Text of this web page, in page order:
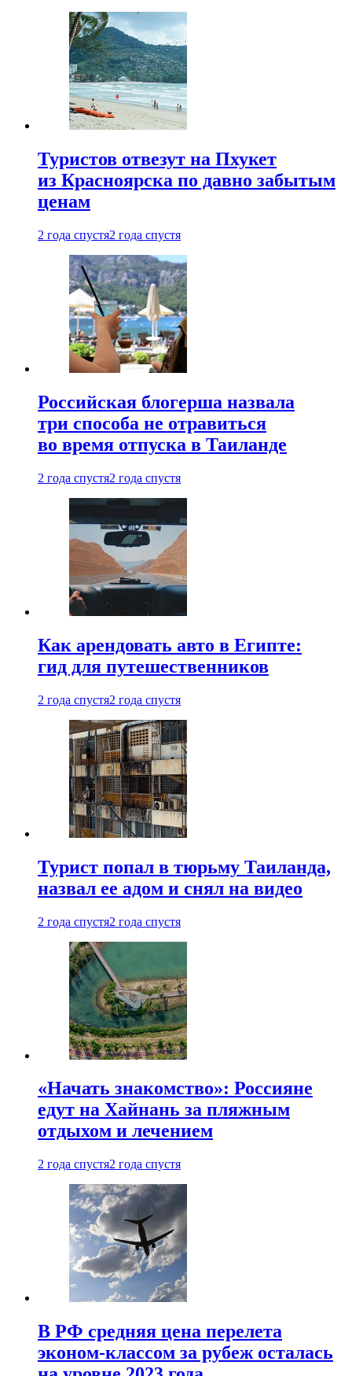
Туристов отвезут на Пхукет
из Красноярска по давно забытым
ценам
2 года спустя2 года спустя
Российская блогерша назвала
три способа не отравиться
во время отпуска в Таиланде
2 года спустя2 года спустя
Как арендовать авто в Египте:
гид для путешественников
2 года спустя2 года спустя
Турист попал в тюрьму Таиланда,
назвал ее адом и снял на видео
2 года спустя2 года спустя
«Начать знакомство»: Россияне
едут на Хайнань за пляжным
отдыхом и лечением
2 года спустя2 года спустя
В РФ средняя цена перелета
эконом-классом за рубеж осталась